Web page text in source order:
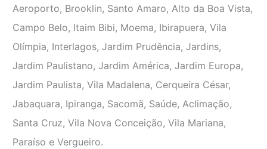
Aeroporto, Brooklin, Santo Amaro, Alto da Boa Vista,
Campo Belo, Itaim Bibi, Moema, Ibirapuera, Vila
Olímpia, Interlagos, Jardim Prudência, Jardins,
Jardim Paulistano, Jardim América, Jardim Europa,
Jardim Paulista, Vila Madalena, Cerqueira César,
Jabaquara, Ipiranga, Sacomã, Saúde, Aclimação,
Santa Cruz, Vila Nova Conceição, Vila Mariana,
Paraíso e Vergueiro.